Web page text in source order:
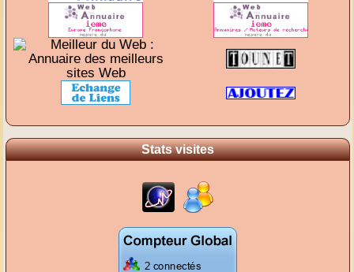
Stats visites